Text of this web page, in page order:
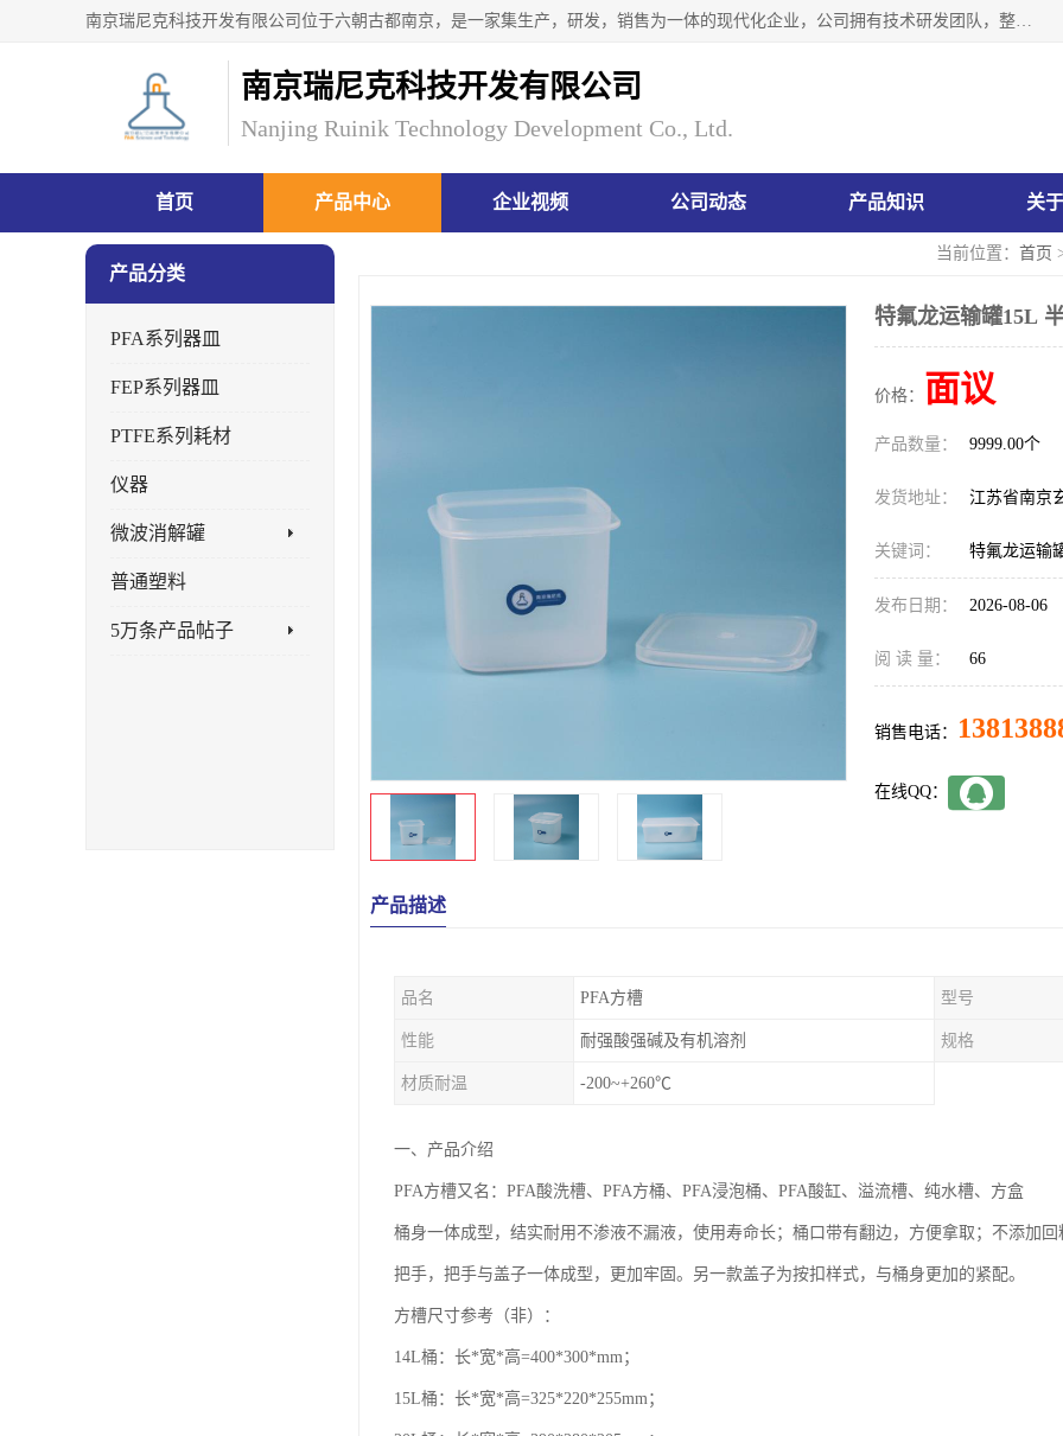
南京瑞尼克科技开发有限公司位于六朝古都南京，是一家集生产，研发，销售为一体的现代化企业，公司拥有技术研发团队，整洁明亮的厂房及的技术仪器设备，技术力量雄厚。公司长久以来一直坚持以生产研发国内完mei的痕量分析器皿为目标，客户满意的实验需求是我们永远的追求。长久以来与客户建立了良好的合作关系，在同行业中建立了自己的信誉与品牌。公司将一如既往的奋进不息，为客户带来为舒心的服务！
南京瑞尼克科技开发有限公司
Nanjing Ruinik Technology Development Co., Ltd.
首页 产品中心 企业视频 公司动态 产品知识 关
当前位置： 首页
产品分类
PFA系列器皿
FEP系列器皿
PTFE系列耗材
仪器
微波消解罐
普通塑料
5万条产品帖子
特氟龙运输罐15L
价格： 面议
产品数量： 9999.00个
发货地址： 江苏省南京
关键词： 特氟龙运输
发布日期： 2026-08-06
阅 读 量： 66
销售电话：
在线QQ：
产品描述
品名 PFA方槽 型号
性能 耐强酸强碱及有机溶剂 规格
材质耐温 -200~+260℃
一、产品介绍
PFA方槽又名：PFA酸洗槽、PFA方桶、PFA浸泡桶、PFA酸缸、溢流槽、纯水槽、方盒
桶身一体成型，结实耐用不渗液不漏液，使用寿命长；桶口带有翻边，方便拿取；不添加
把手，把手与盖子一体成型，更加牢固。另一款盖子为按扣样式，与桶身更加的紧配。
方槽尺寸参考（非）：
14L桶：长*宽*高=400*300*mm；
15L桶：长*宽*高=325*220*255mm；